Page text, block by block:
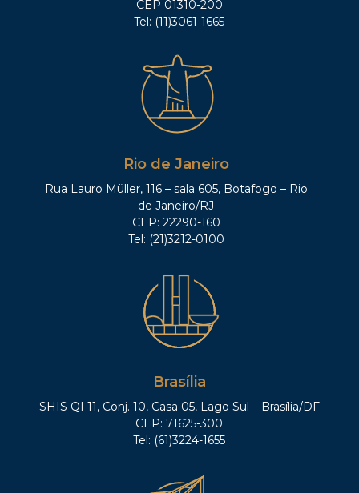
CEP 01310-200
Tel: (11)3061-1665
Rio de Janeiro
Rua Lauro Müller, 116 – sala 605, Botafogo – Rio
de Janeiro/RJ
CEP: 22290-160
Tel: (21)3212-0100
Brasília
SHIS QI 11, Conj. 10, Casa 05, Lago Sul – Brasília/DF
CEP: 71625-300
Tel: (61)3224-1655